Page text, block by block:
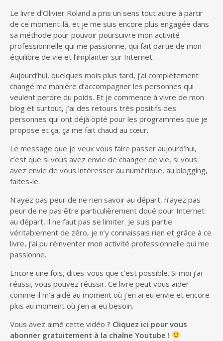
Le livre d’Olivier Roland a pris un sens tout autre à partir
de ce moment-là, et je me suis encore plus engagée dans
sa méthode pour pouvoir poursuivre mon activité
professionnelle qui me passionne, qui fait partie de mon
équilibre de vie et l’implanter sur Internet.
Aujourd’hui, quelques mois plus tard, j’ai complètement
changé ma manière d’accompagner les personnes qui
veulent perdre du poids. Et je commence à vivre de mon
blog et surtout, j’ai des retours très positifs des
personnes qui ont déjà opté pour les programmes que je
propose et ça, ça me fait chaud au cœur.
Le message que je veux vous faire passer aujourd’hui,
c’est que si vous avez envie de changer de vie, si vous
avez envie de vous intéresser au numérique, au blogging,
faites-le.
N’ayez pas peur de ne rien savoir au départ, n’ayez pas
peur de ne pas être particulièrement doué pour Internet
au départ, il ne faut pas se limiter. Je suis partie
véritablement de zéro, je n’y connaissais rien et grâce à ce
livre, j’ai pu réinventer mon activité professionnelle qui me
passionne.
Encore une fois, dites-vous que c’est possible. Si moi j’ai
réussi, vous pouvez réussir. Ce livre peut vous aider
comme il m’a aidé au moment où j’en ai eu envie et encore
plus au moment où j’en ai eu besoin.
Vous avez aimé cette vidéo ? Cliquez ici pour vous
abonner gratuitement à la chaîne Youtube !